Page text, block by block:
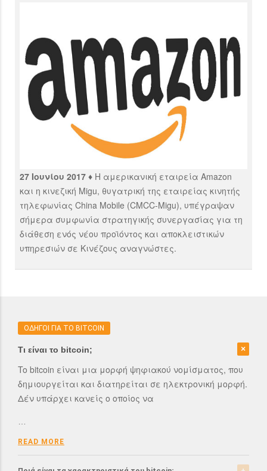
27 Ιουνίου 2017 ♦ Η αμερικανική εταιρεία Amazon
και η κινεζική Migu, θυγατρική της εταιρείας κινητής
τηλεφωνίας China Mobile (CMCC-Migu), υπέγραψαν
σήμερα συμφωνία στρατηγικής συνεργασίας για τη
διάθεση ενός νέου προϊόντος και αποκλειστικών
υπηρεσιών σε Κινέζους αναγνώστες.
ΟΔΗΓΟΙ ΓΙΑ ΤΟ BITCOIN
Τι είναι το bitcoin;
To bitcoin είναι μια μορφή ψηφιακού νομίσματος, που
δημιουργείται και διατηρείται σε ηλεκτρονική μορφή.
Δέν υπάρχει κανείς ο οποίος να
READ MORE